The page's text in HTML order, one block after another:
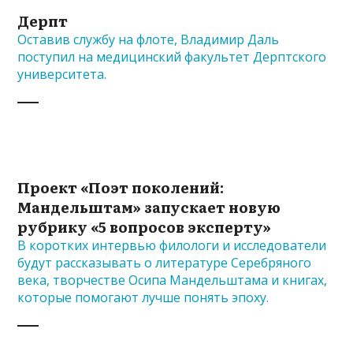
Дерпт
Оставив службу на флоте, Владимир Даль
поступил на медицинский факультет Дерптского
университета.
Проект «Поэт поколений:
Мандельштам» запускает новую
рубрику «5 вопросов эксперту»
В коротких интервью филологи и исследователи
будут рассказывать о литературе Серебряного
века, творчестве Осипа Мандельштама и книгах,
которые помогают лучше понять эпоху.